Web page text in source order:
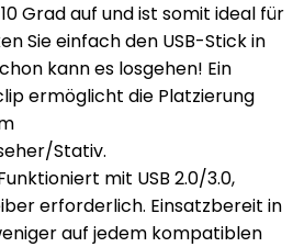
Grad auf und ist somit ideal für
Sie einfach den USB-Stick in
kann es losgehen! Ein
ermöglicht die Platzierung
Stativ.
mit USB 2.0/3.0,
erforderlich. Einsatzbereit in
auf jedem kompatiblen